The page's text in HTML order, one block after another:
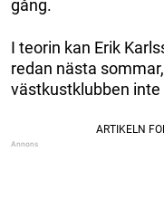
gång.
I teorin kan Erik
redan nästa
västkustklubben inte